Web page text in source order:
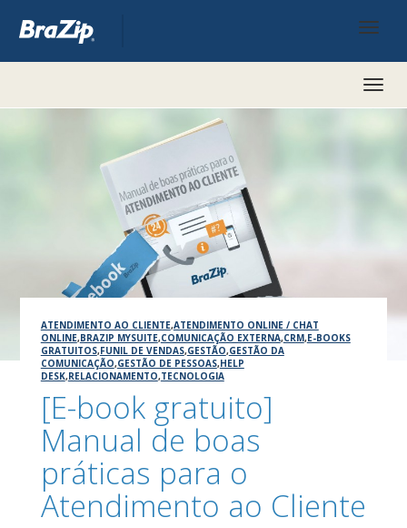
ATENDIMENTO AO CLIENTE,ATENDIMENTO ONLINE / CHAT
ONLINE,BRAZIP MYSUITE,COMUNICAÇÃO EXTERNA,CRM,E-BOOKS
GRATUITOS,FUNIL DE VENDAS,GESTÃO,GESTÃO DA
COMUNICAÇÃO,GESTÃO DE PESSOAS,HELP
DESK,RELACIONAMENTO,TECNOLOGIA
[E-book gratuito]
Manual de boas
práticas para o
Atendimento ao Cliente